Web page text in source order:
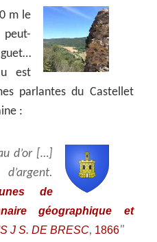
m le
peut-
est
parlantes du Castellet
:
d’or […]
de
géographique et
J S. DE BRESC, 1866